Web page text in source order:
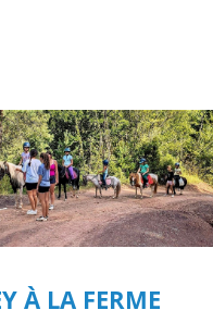
plus concrète, plus
enfants plus
une pratique
jours, il est
personnalisé,
À LA FERME